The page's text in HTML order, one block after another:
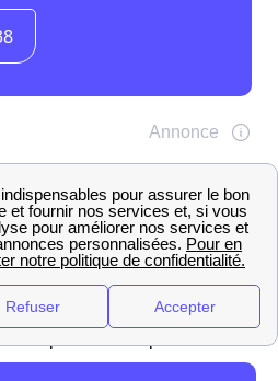
77% de la population
est desservie en gaz par
de gaz GrDF. Cela
de français. Pour
au réseau de gaz de La